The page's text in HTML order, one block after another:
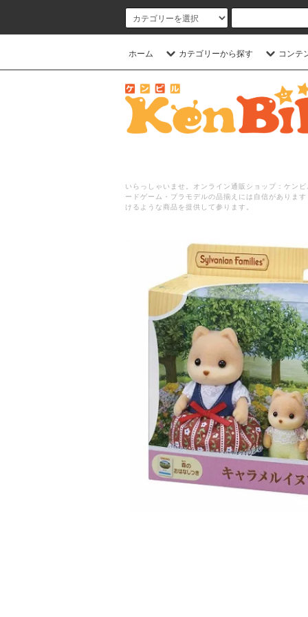
ホーム カテゴリーから探す コンテ
いらっしゃいませ。オンライン通販ショップ：ケン
ードゲーム・プラモデルの品揃えには自信がありま
けるような商品を提供して参ります。